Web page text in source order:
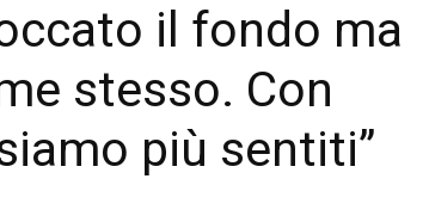
il fondo ma
stesso. Con
più sentiti”